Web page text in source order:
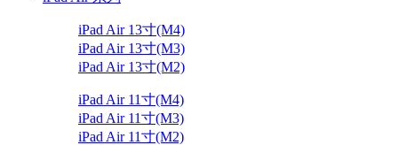
iPad Air 13寸(M4)
iPad Air 13寸(M3)
iPad Air 13寸(M2)
iPad Air 11寸(M4)
iPad Air 11寸(M3)
iPad Air 11寸(M2)